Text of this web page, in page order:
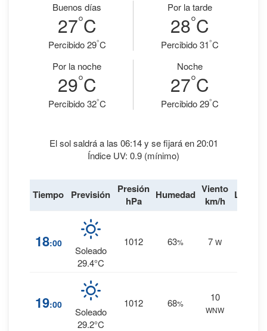
Buenos días
27°C
Percibido 29°C
Por la tarde
28°C
Percibido 31°C
Por la noche
29°C
Percibido 32°C
Noche
27°C
Percibido 29°C
El sol saldrá a las 06:14 y se fijará en 20:01
Índice UV: 0.9 (mínimo)
Tiempo Previsión Presión
hPa
Humedad Viento
km/h
Lluvia
18:00
Soleado
29.4°C
1012 63% 7 W
19:00
Soleado
29.2°C
1012 68%
10
WNW